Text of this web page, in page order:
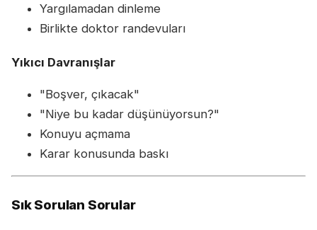
Yargılamadan dinleme
Birlikte doktor randevuları
Yıkıcı Davranışlar
"Boşver, çıkacak"
"Niye bu kadar düşünüyorsun?"
Konuyu açmama
Karar konusunda baskı
Sık Sorulan Sorular